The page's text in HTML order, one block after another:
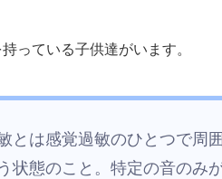
っている子供達がいます。
とは感覚過敏のひとつで周
状態のこと。特定の音のみ